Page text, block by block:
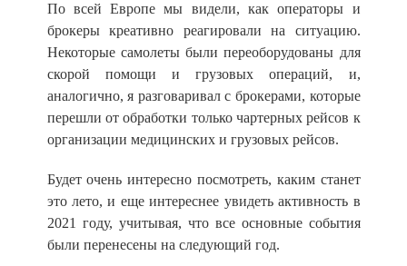
По всей Европе мы видели, как операторы и
брокеры креативно реагировали на ситуацию.
Некоторые самолеты были переоборудованы для
скорой помощи и грузовых операций, и,
аналогично, я разговаривал с брокерами, которые
перешли от обработки только чартерных рейсов к
организации медицинских и грузовых рейсов.
Будет очень интересно посмотреть, каким станет
это лето, и еще интереснее увидеть активность в
2021 году, учитывая, что все основные события
были перенесены на следующий год.